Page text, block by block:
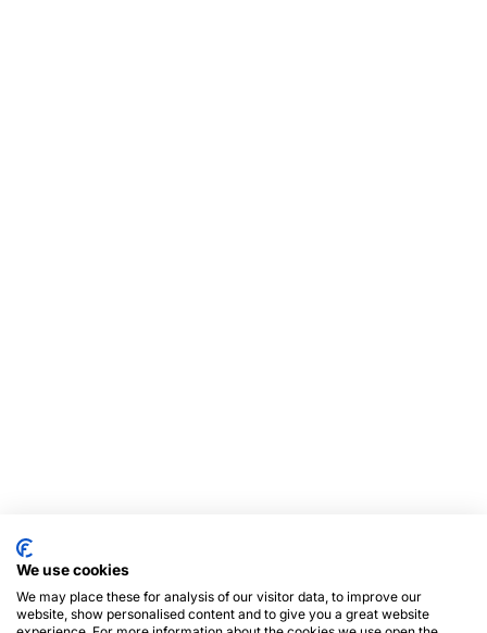
We use cookies
We may place these for analysis of our visitor data, to improve our
website, show personalised content and to give you a great website